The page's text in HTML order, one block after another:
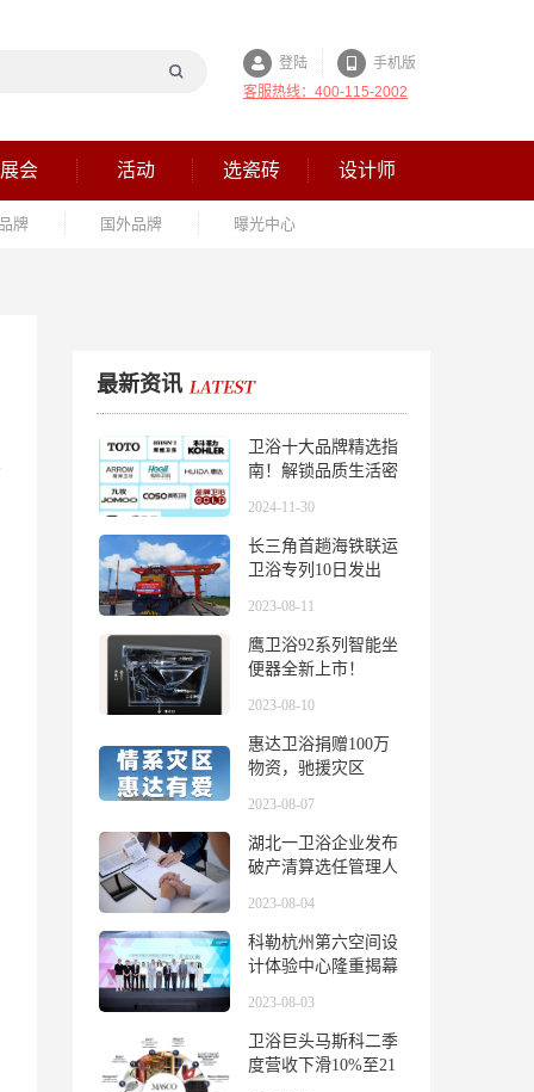
登陆
手机版
客服热线：400-115-2002
展会 活动 选瓷砖 设计师
牌 国外品牌 曝光中心
最新资讯
卫浴十大品牌精选指
南！解锁品质生活密
2024-11-30
长三角首趟海铁联运
卫浴专列10日发出
2023-08-11
鹰卫浴92系列智能坐
便器全新上市！
2023-08-10
惠达卫浴捐赠100万
物资，驰援灾区
2023-08-07
湖北一卫浴企业发布
破产清算选任管理人
2023-08-04
科勒杭州第六空间设
计体验中心隆重揭幕
2023-08-03
卫浴巨头马斯科二季
度营收下滑10%至21